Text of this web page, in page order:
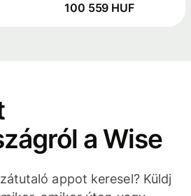
100 559 HUF
a Wise
appot keresel? Küldj